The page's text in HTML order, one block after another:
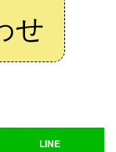
せ
LINE